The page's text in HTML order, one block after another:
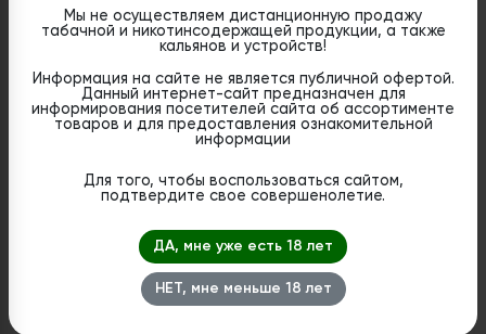
Цена:
2 690руб
Нет в наличии
Цена:
3 700руб
Нет в наличии
1
Мы не осуществляем дистанционную продажу
табачной и никотинсодержащей продукции, а также
кальянов и устройств!
Информация на сайте не является публичной офертой.
Данный интернет-сайт предназначен для
информирования посетителей сайта об ассортименте
товаров и для предоставления ознакомительной
информации
Для того, чтобы воспользоваться сайтом,
подтвердите свое совершенолетие.
ДА, мне уже есть 18 лет
НЕТ, мне меньше 18 лет